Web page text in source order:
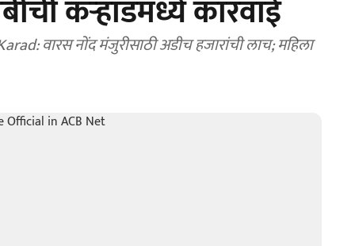
कऱ्हाडमध्ये कारवाई
वारस नोंद मंजुरीसाठी अडीच हजारांची लाच; महिला